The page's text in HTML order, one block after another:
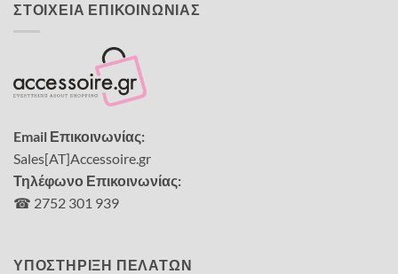
ΣΤΟΙΧΕΙΑ ΕΠΙΚΟΙΝΩΝΙΑΣ
Email Επικοινωνίας:
Sales[AT]Accessoire.gr
Τηλέφωνο Επικοινωνίας:
☎ 2752 301 939
ΥΠΟΣΤΗΡΙΞΗ ΠΕΛΑΤΩΝ